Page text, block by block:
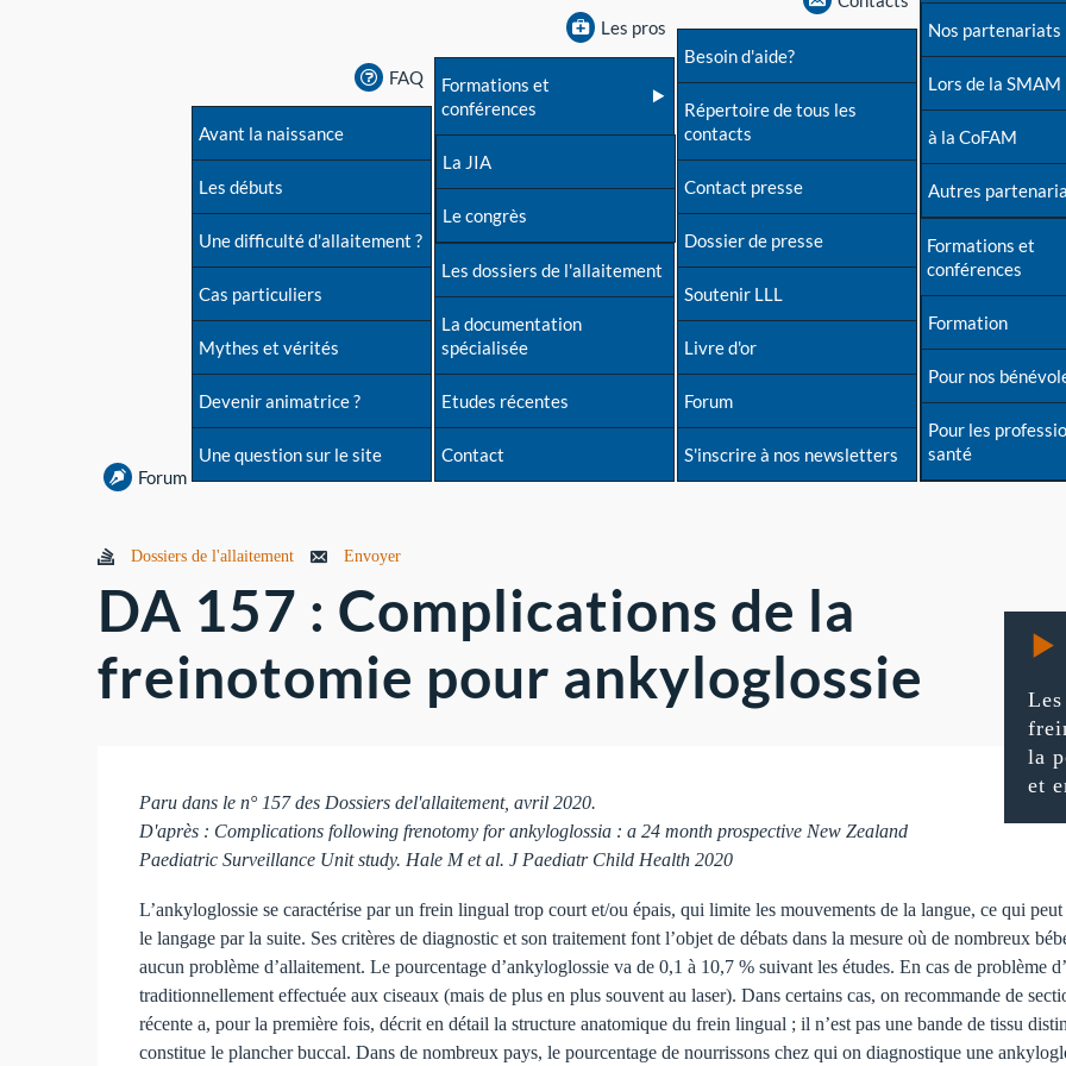
Forum
FAQ
Avant la naissance
Les débuts
Une difficulté d'allaitement ?
Cas particuliers
Mythes et vérités
Devenir animatrice ?
Une question sur le site
Les pros
Formations et
conférences
La JIA
Le congrès
Les dossiers de l'allaitement
La documentation
spécialisée
Etudes récentes
Contact
Besoin d'aide?
Répertoire de tous les
contacts
Contact presse
Dossier de presse
Soutenir LLL
Livre d'or
Forum
S'inscrire à nos newsletters
Nos partenariats
Lors de la SMAM
à la CoFAM
Autres
Formations et
conférences
Formation
Pour nos
Pour les
santé
la
et
Dossiers de l'allaitement Envoyer
DA 157 : Complications de la
freinotomie pour ankyloglossie
Paru dans le n° 157 des Dossiers del'allaitement, avril 2020.
D'après : Complications following frenotomy for ankyloglossia : a 24 month prospective New Zealand
Paediatric Surveillance Unit study. Hale M et al. J Paediatr Child Health 2020
L’ankyloglossie se caractérise par un frein lingual trop court et/ou épais, qui limite les mouvements de la langue, ce qui
le langage par la suite. Ses critères de diagnostic et son traitement font l’objet de débats dans la mesure où de nombreux
aucun problème d’allaitement. Le pourcentage d’ankyloglossie va de 0,1 à 10,7 % suivant les études. En cas de problème
traditionnellement effectuée aux ciseaux (mais de plus en plus souvent au laser). Dans certains cas, on recommande de
récente a, pour la première fois, décrit en détail la structure anatomique du frein lingual ; il n’est pas une bande de tissu
constitue le plancher buccal. Dans de nombreux pays, le pourcentage de nourrissons chez qui on diagnostique une